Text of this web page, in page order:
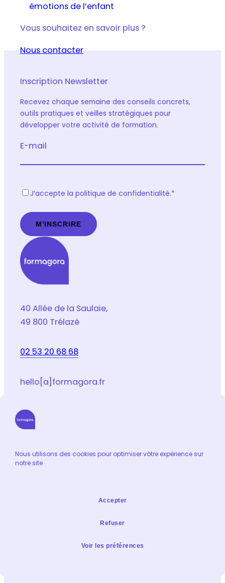
Nous utilisons des cookies pour optimiser vôtre expérience sur
notre site
Accepter
Refuser
Voir les préférences
émotions de l’enfant
Vous souhaitez en savoir plus ?
Nous contacter
Inscription Newsletter
Recevez chaque semaine des conseils concrets,
outils pratiques et veilles stratégiques pour
développer votre activité de formation.
E-mail
R
P
D
*
J’accepte la politique de confidentialité.*
40 Allée de la Saulaie,
49 800 Trélazé
02 53 20 68 68
hello[a]formagora.fr
Suivez-nous sur les réseaux sociaux
Catalogue de formation
Politique de confidentialité